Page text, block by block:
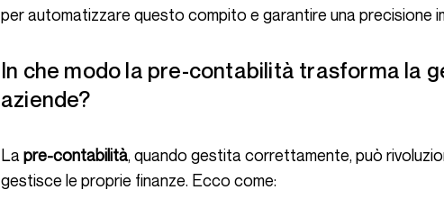
per automatizzare questo compito e garantire una precisione
In che modo la pre-contabilità trasforma la gestione finanziaria delle
aziende?
La pre-contabilità, quando gestita correttamente, può
gestisce le proprie finanze. Ecco come: